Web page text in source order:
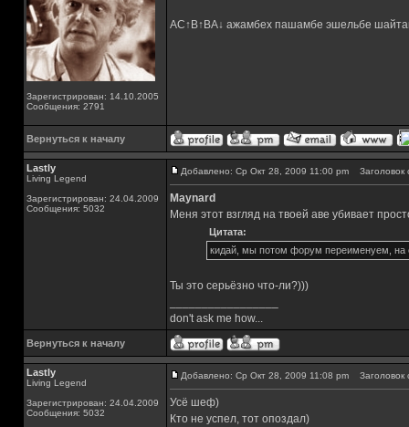
Зарегистрирован: 14.10.2005
Сообщения: 2791
AC↑B↑BA↓ ажамбех пашамбе эшельбе
Вернуться к началу
Lastly
Living Legend
Зарегистрирован: 24.04.2009
Сообщения: 5032
Добавлено: Ср Окт 28, 2009 11:00 pm Заголовок
Maynard
Меня этот взгляд на твоей аве убивает
Цитата:
кидай, мы потом форум переименуем,
Ты это серьёзно что-ли?)))
don't ask me how...
Вернуться к началу
Lastly
Living Legend
Зарегистрирован: 24.04.2009
Сообщения: 5032
Добавлено: Ср Окт 28, 2009 11:08 pm Заголовок
Усё шеф)
Кто не успел, тот опоздал)